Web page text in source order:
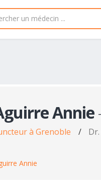
Annie
à Grenoble /
Annie